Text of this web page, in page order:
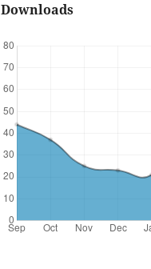
Downloads